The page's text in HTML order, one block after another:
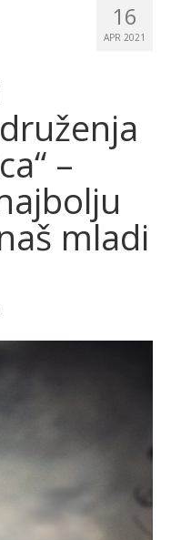
16
APR 2021
–
mladi